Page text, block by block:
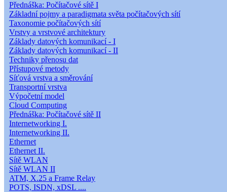
Přednáška: Počítačové sítě I
Základní pojmy a paradigmata světa počítačových sítí
Taxonomie počítačových sítí
Vrstvy a vrstvové architektury
Základy datových komunikací - I
Základy datových komunikací - II
Techniky přenosu dat
Přístupové metody
Síťová vrstva a směrování
Transportní vrstva
Výpočetní model
Cloud Computing
Přednáška: Počítačové sítě II
Internetworking I.
Internetworking II.
Ethernet
Ethernet II.
Sítě WLAN
Sítě WLAN II
ATM, X.25 a Frame Relay
POTS, ISDN, xDSL ....